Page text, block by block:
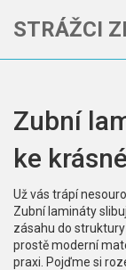
STRÁŽCI
Zubní
ke
Už vás trápí
Zubní lamináty
zásahu do
prostě moderní
praxi. Pojďme si